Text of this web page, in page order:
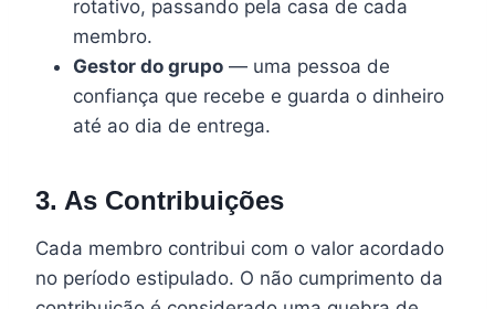
rotativo, passando pela casa de cada
membro.
Gestor do grupo — uma pessoa de
confiança que recebe e guarda o dinheiro
até ao dia de entrega.
3. As Contribuições
Cada membro contribui com o valor acordado
no período estipulado. O não cumprimento da